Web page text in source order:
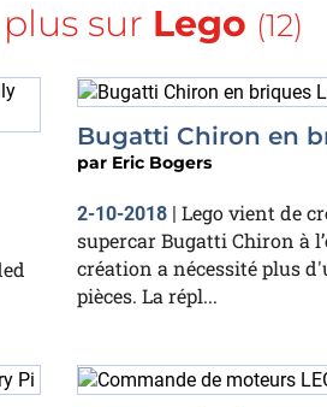
sur Lego (12)
Bugatti Chiron en
par Eric Bogers
2-10-2018 | Lego vient de
supercar Bugatti Chiron à
création a nécessité plus
pièces. La répl...